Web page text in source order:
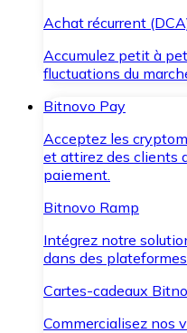
Achat récurrent
Accumulez petit à
fluctuations du
Bitnovo Pay
Acceptez les
et attirez des clients
paiement.
Bitnovo Ramp
Intégrez notre
dans des
Cartes-cadeaux
Commercialisez nos